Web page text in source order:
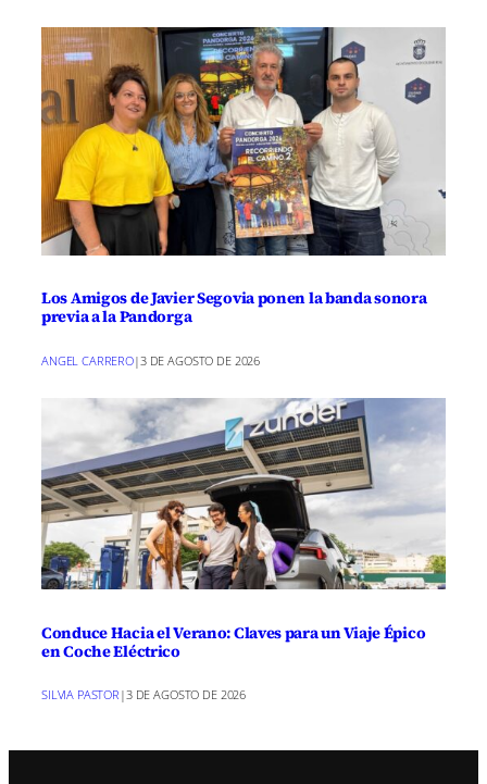
Los Amigos de Javier Segovia ponen la banda sonora
previa a la Pandorga
ANGEL CARRERO|3 DE AGOSTO DE 2026
Conduce Hacia el Verano: Claves para un Viaje Épico
en Coche Eléctrico
SILVIA PASTOR |3 DE AGOSTO DE 2026